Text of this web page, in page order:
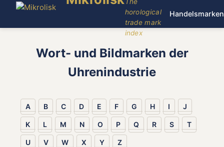
horological
trade mark
index
Handelsmarken
Wort- und Bildmarken der
Uhrenindustrie
A B C D E F G H I J
K L M N O P Q R S T
U V W X Y Z